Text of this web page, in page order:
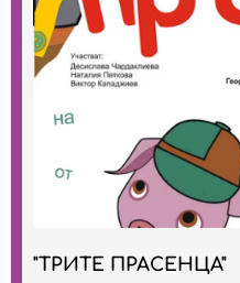
"ТРИТЕ ПРАСЕНЦА"